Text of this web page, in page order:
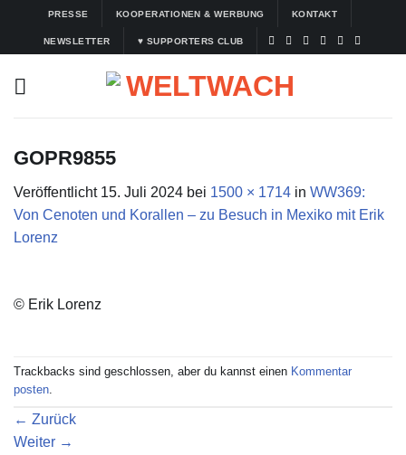
springen
PRESSE KOOPERATIONEN & WERBUNG KONTAKT
NEWSLETTER ♥ SUPPORTERS CLUB
GOPR9855
Veröffentlicht 15. Juli 2024 bei 1500 × 1714 in WW369:
Von Cenoten und Korallen – zu Besuch in Mexiko mit Erik
Lorenz
© Erik Lorenz
Trackbacks sind geschlossen, aber du kannst einen Kommentar
posten.
← Zurück
Weiter →